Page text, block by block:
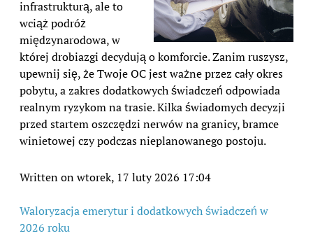
infrastrukturą, ale to
wciąż podróż
międzynarodowa, w
której drobiazgi decydują o komforcie. Zanim ruszysz,
upewnij się, że Twoje OC jest ważne przez cały okres
pobytu, a zakres dodatkowych świadczeń odpowiada
realnym ryzykom na trasie. Kilka świadomych decyzji
przed startem oszczędzi nerwów na granicy, bramce
winietowej czy podczas nieplanowanego postoju.
Written on wtorek, 17 luty 2026 17:04
Waloryzacja emerytur i dodatkowych świadczeń w
2026 roku